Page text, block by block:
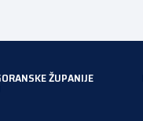
ŽUPANIJE